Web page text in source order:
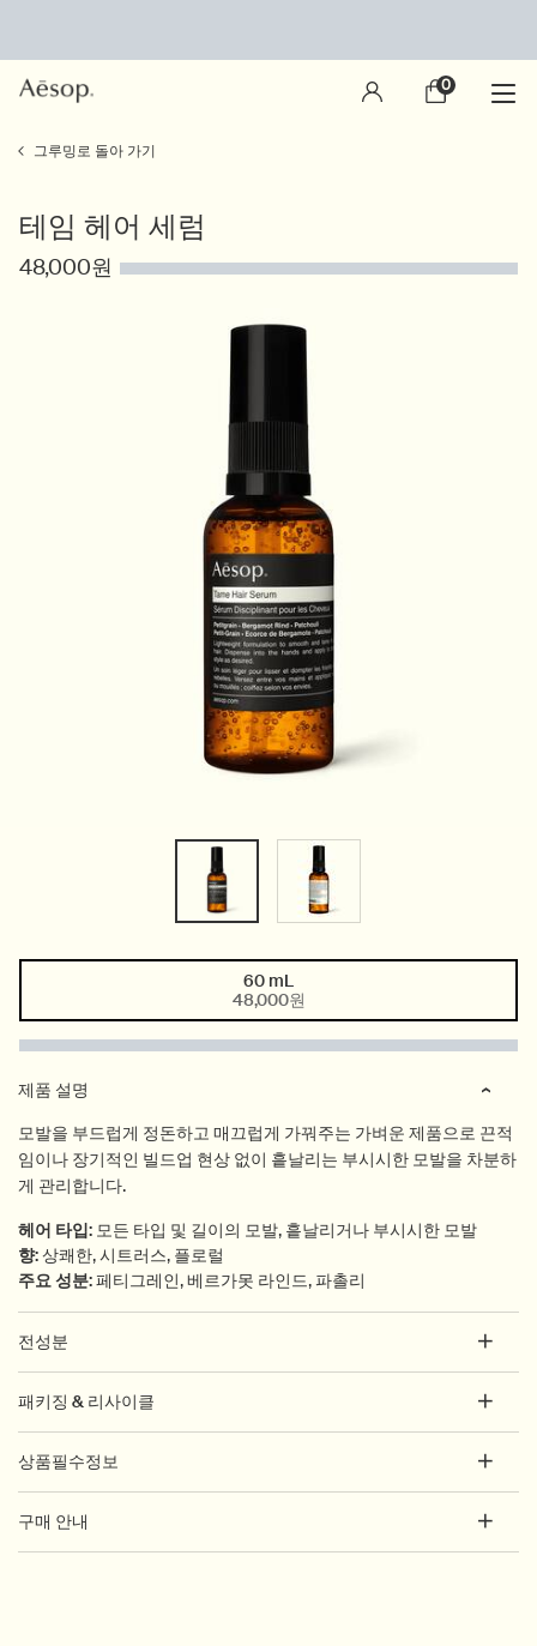
장
0
0 제품
그루밍로 돌아 가기
테임 헤어 세럼
48,000원
Selected
60 mL
48,000원
, 1 of 1
제품 설명
모발을 부드럽게 정돈하고 매끄럽게 가꿔주는 가벼운 제품으로 끈적
임이나 장기적인 빌드업 현상 없이 흩날리는 부시시한 모발을 차분하
게 관리합니다.
헤어 타입: 모든 타입 및 길이의 모발, 흩날리거나 부시시한 모발
향:상쾌한, 시트러스, 플로럴
주요 성분:페티그레인, 베르가못 라인드, 파촐리
전성분
패키징 & 리사이클
상품필수정보
구매 안내